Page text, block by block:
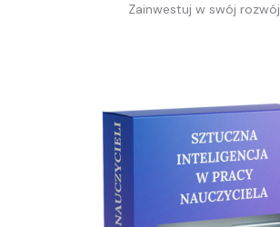
Zainwestuj w swój rozwój